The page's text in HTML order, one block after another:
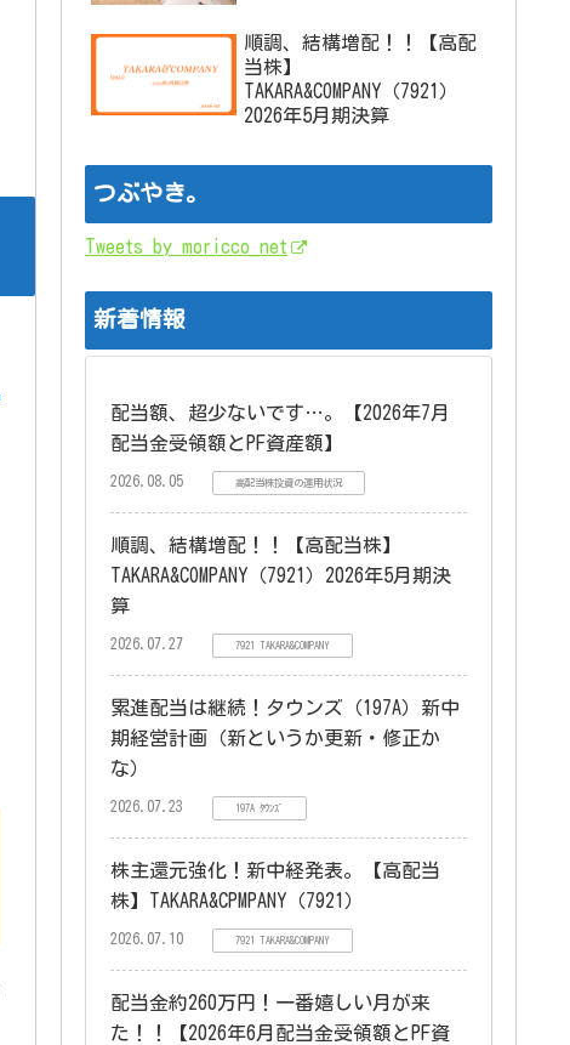
順調、結構増配！！【高配
当株】
TAKARA&COMPANY（7921）
2026年5月期決算
つぶやき。
Tweets by moricco_net
新着情報
配当額、超少ないです…。【2026年7月
配当金受領額とPF資産額】
2026.08.05 高配当株投資の運用状況
順調、結構増配！！【高配当株】
TAKARA&COMPANY（7921）2026年5月期決
算
2026.07.27 7921 TAKARA&COMPANY
累進配当は継続！タウンズ（197A）新中
期経営計画（新というか更新・修正か
な）
2026.07.23 197A ﾀｳﾝｽﾞ
株主還元強化！新中経発表。【高配当
株】TAKARA&CPMPANY（7921）
2026.07.10 7921 TAKARA&COMPANY
配当金約260万円！一番嬉しい月が来
た！！【2026年6月配当金受領額とPF資